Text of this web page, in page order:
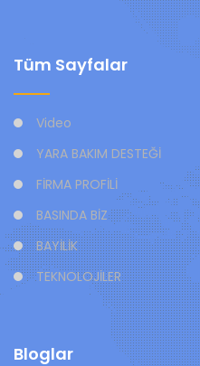
Tüm Sayfalar
Video
YARA BAKIM DESTEĞİ
FİRMA PROFİLİ
BASINDA BİZ
BAYİLİK
TEKNOLOJİLER
Bloglar